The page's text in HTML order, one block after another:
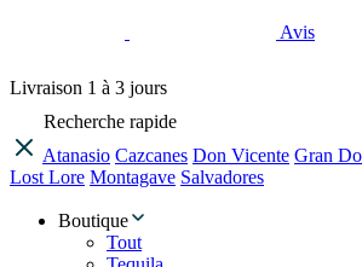
Avis
Livraison 1 à 3 jours
Recherche rapide
Atanasio Cazcanes Don Vicente Gran
Lost Lore Montagave Salvadores
Boutique
Tout